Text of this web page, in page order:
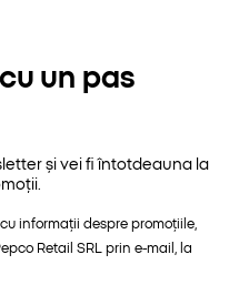
un pas
și vei fi întotdeauna la
informații despre promoțiile,
Retail SRL prin e-mail, la